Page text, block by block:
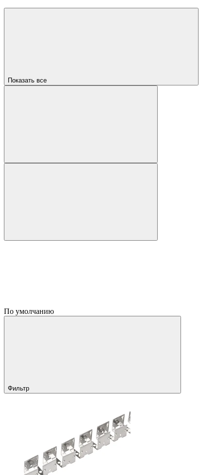
Показать все
По умолчанию
Фильтр